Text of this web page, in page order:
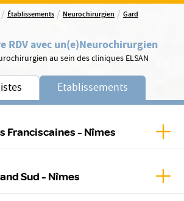
/ Établissements / Neurochirurgien / Gard
RDV avec un(e)Neurochirurgien
au sein des cliniques ELSAN
Etablissements
Franciscaines - Nîmes
Sud - Nîmes